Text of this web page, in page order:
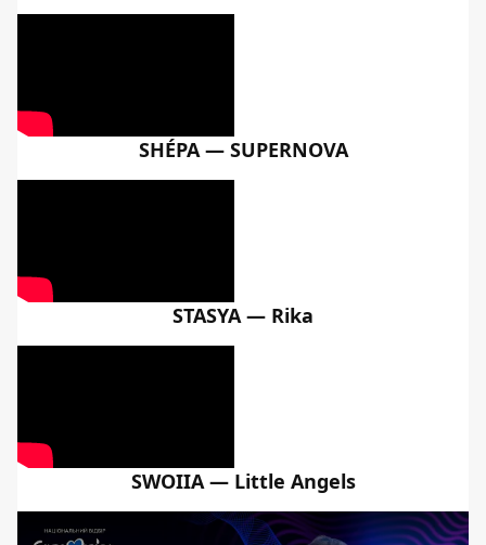
SHÉPA — SUPERNOVA
STASYA — Rika
SWOIIA ​​— Little Angels